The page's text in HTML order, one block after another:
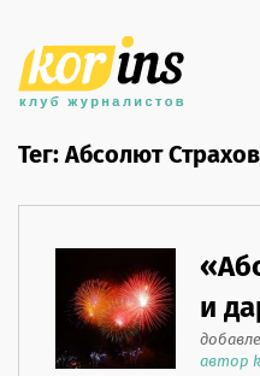
Тег: Абсолют
и
автор